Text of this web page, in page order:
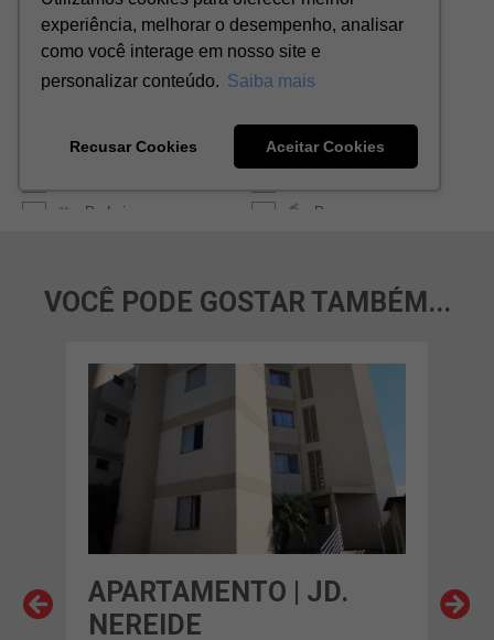
VOCÊ PODE GOSTAR TAMBÉM...
APARTAMENTO | JD.
NEREIDE